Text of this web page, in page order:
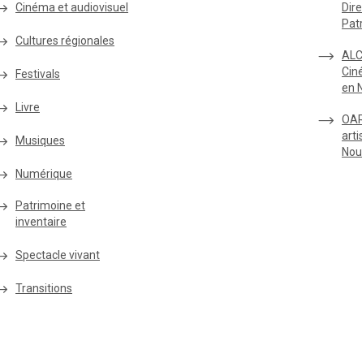
Cinéma et audiovisuel
Cultures régionales
Festivals
Livre
Musiques
Numérique
Patrimoine et
inventaire
Spectacle vivant
Transitions
en